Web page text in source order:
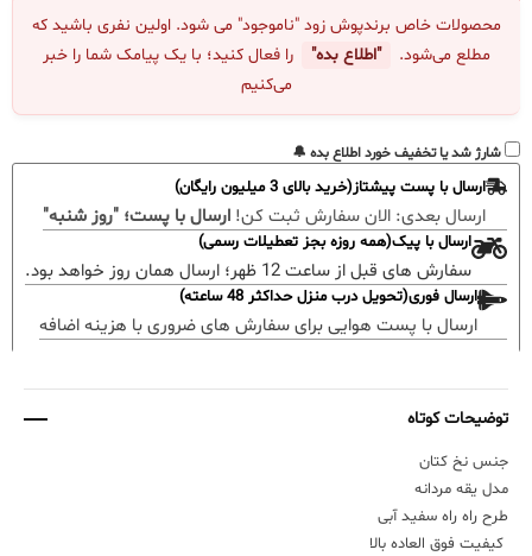
محصولات خاص برندپوش زود "ناموجود" می شود. اولین نفری باشید که
مطلع می‌شود.
"اطلاع بده"
را فعال کنید؛ با یک پیامک شما را خبر
می‌کنیم
شارژ شد یا تخفیف خورد اطلاع بده 🔔
ارسال با پست پیشتاز(خرید بالای 3 میلیون رایگان)
ارسال بعدی: الان سفارش ثبت کن! ارسال با پست؛ "روز شنبه"
ارسال با پیک(همه روزه بجز تعطیلات رسمی)
سفارش های قبل از ساعت 12 ظهر؛ ارسال همان روز خواهد بود.
ارسال فوری(تحویل درب منزل حداکثر 48 ساعته)
ارسال با پست هوایی برای سفارش های ضروری با هزینه اضافه
توضیحات کوتاه
جنس نخ کتان
مدل یقه مردانه
طرح راه راه سفید آبی
کیفیت فوق العاده بالا